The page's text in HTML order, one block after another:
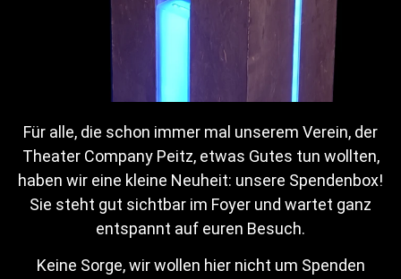
Geheimnis
Für alle, die schon immer mal unserem Verein, der
Theater Company Peitz, etwas Gutes tun wollten,
haben wir eine kleine Neuheit: unsere Spendenbox!
Sie steht gut sichtbar im Foyer und wartet ganz
entspannt auf euren Besuch.
Keine Sorge, wir wollen hier nicht um Spenden